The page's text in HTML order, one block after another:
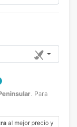
. Para
al mejor precio y